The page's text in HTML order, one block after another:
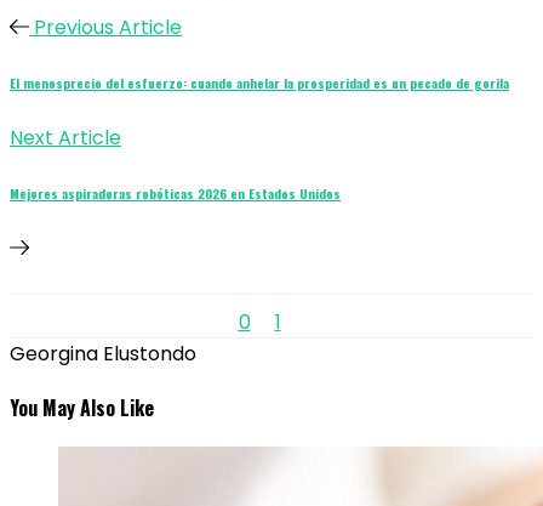
Previous Article
El menosprecio del esfuerzo: cuando anhelar la prosperidad es un pecado de gorila
Next Article
Mejores aspiradoras robóticas 2026 en Estados Unidos
0
1
Georgina Elustondo
You May Also Like